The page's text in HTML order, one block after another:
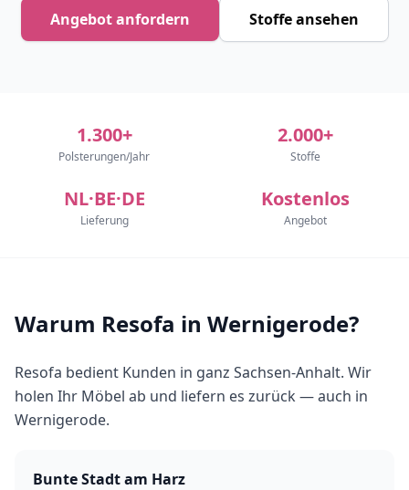
Angebot anfordern Stoffe ansehen
1.300+
Polsterungen/Jahr
2.000+
Stoffe
NL·BE·DE
Lieferung
Kostenlos
Angebot
Warum Resofa in Wernigerode?
Resofa bedient Kunden in ganz Sachsen-Anhalt. Wir
holen Ihr Möbel ab und liefern es zurück — auch in
Wernigerode.
Bunte Stadt am Harz